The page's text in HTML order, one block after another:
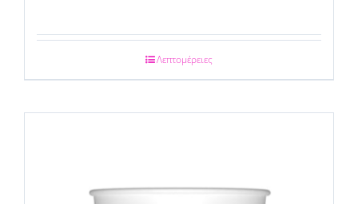
Λεπτομέρειες